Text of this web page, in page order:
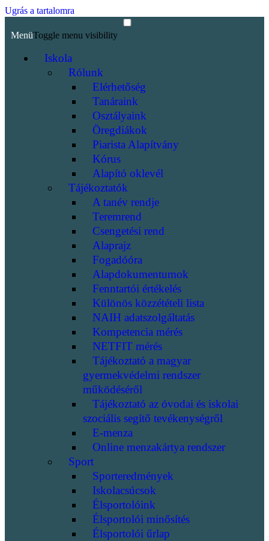
Ugrás a tartalomra
MenüToggle menu visibility
Iskola
Rólunk
Elérhetőség
Tanáraink
Osztályaink
Öregdiákok
Piarista Alapítvány
Kórus
Alapító oklevél
Tájékoztatók
A tanév rendje
Teremrend
Csengetési rend
Alaprajz
Fogadóóra
Alapdokumentumok
Fenntartói értékelés
Különös közzétételi lista
NAIH adatszolgáltatás
Kompetencia mérés
NETFIT mérés
Tájékoztató a magyar
gyermekvédelmi rendszer
működéséről
Tájékoztató az óvodai és iskolai
szociális segítő tevékenységről
E-menza
Online menzakártya rendszer
Sport
Sporteredmények
Iskolacsúcsok
Élsportolóink
Élsportolói minősítés
Élsportolói űrlap